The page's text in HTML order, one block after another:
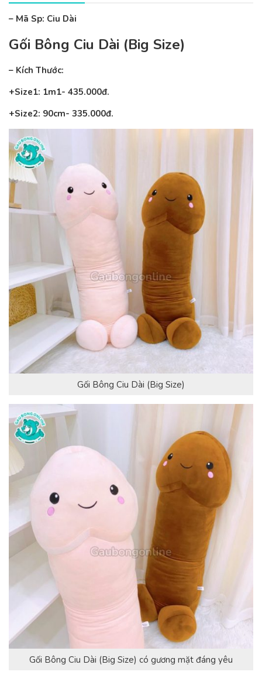
– Mã Sp: Ciu Dài
Gối Bông Ciu Dài (Big Size)
– Kích Thước:
+Size1: 1m1- 435.000đ.
+Size2: 90cm- 335.000đ.
Gối Bông Ciu Dài (Big Size)
Gối Bông Ciu Dài (Big Size) có gương mặt đáng yêu